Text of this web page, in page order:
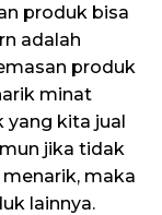
produk bisa
adalah
produk
minat
yang kita jual
jika tidak
maka
lainnya.